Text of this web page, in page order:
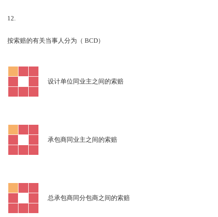
12.
按索赔的有关当事人分为（ BCD）
设计单位同业主之间的索赔
承包商同业主之间的索赔
总承包商同分包商之间的索赔